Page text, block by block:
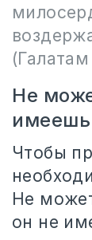
Не
Чтобы
Не
он не